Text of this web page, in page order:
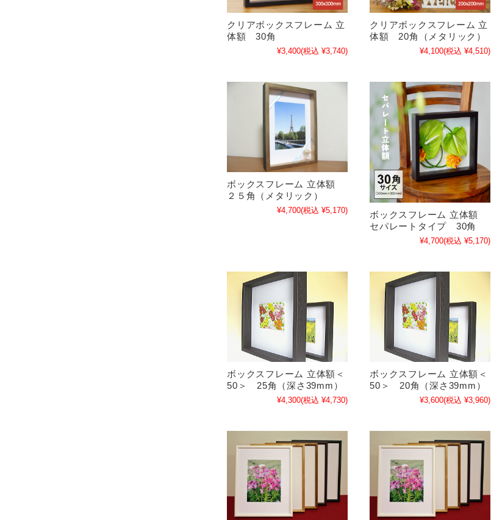
クリアボックスフレーム 立
体額 30角
¥3,400(税込 ¥3,740)
クリアボックスフレーム 立
体額 20角（メタリック）
¥4,100(税込 ¥4,510)
ボックスフレーム 立体額
２５角（メタリック）
¥4,700(税込 ¥5,170)
ボックスフレーム 立体額
セパレートタイプ 30角
¥4,700(税込 ¥5,170)
ボックスフレーム 立体額＜
50＞ 25角（深さ39mm）
¥4,300(税込 ¥4,730)
ボックスフレーム 立体額＜
50＞ 20角（深さ39mm）
¥3,600(税込 ¥3,960)